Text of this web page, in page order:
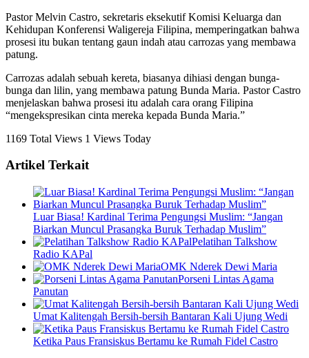
Pastor Melvin Castro, sekretaris eksekutif Komisi Keluarga dan
Kehidupan Konferensi Waligereja Filipina, memperingatkan bahwa
prosesi itu bukan tentang gaun indah atau carrozas yang membawa
patung.
Carrozas adalah sebuah kereta, biasanya dihiasi dengan bunga-
bunga dan lilin, yang membawa patung Bunda Maria. Pastor Castro
menjelaskan bahwa prosesi itu adalah cara orang Filipina
“mengekspresikan cinta mereka kepada Bunda Maria.”
1169 Total Views 1 Views Today
Artikel Terkait
Luar Biasa! Kardinal Terima Pengungsi Muslim: “Jangan
Biarkan Muncul Prasangka Buruk Terhadap Muslim”
Pelatihan Talkshow
Radio KAPal
OMK Nderek Dewi Maria
Porseni Lintas Agama
Panutan
Umat Kalitengah Bersih-bersih Bantaran Kali Ujung Wedi
Ketika Paus Fransiskus Bertamu ke Rumah Fidel Castro